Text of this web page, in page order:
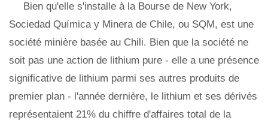
Bien qu'elle s'installe à la Bourse de New York,
Sociedad Química y Minera de Chile, ou SQM, est une
société minière basée au Chili. Bien que la société ne
soit pas une action de lithium pure - elle a une présence
significative de lithium parmi ses autres produits de
premier plan - l'année dernière, le lithium et ses dérivés
représentaient 21% du chiffre d'affaires total de la